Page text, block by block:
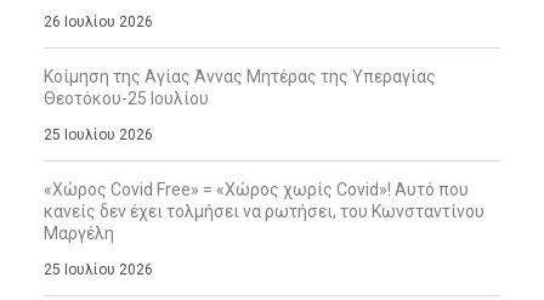
26 Ιουλίου 2026
Κοίμηση της Αγίας Άννας Μητέρας της Υπεραγίας
Θεοτόκου-25 Ιουλίου
25 Ιουλίου 2026
«Χώρος Covid Free» = «Χώρος χωρίς Covid»! Αυτό που
κανείς δεν έχει τολμήσει να ρωτήσει, του Κωνσταντίνου
Μαργέλη
25 Ιουλίου 2026